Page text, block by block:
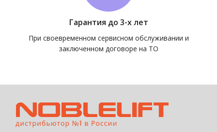
Гарантия до 3-х лет
При своевременном сервисном обслуживании и
заключенном договоре на ТО